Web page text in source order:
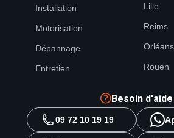
Installation
Motorisation
Dépannage
Entretien
Lille
Reims
Orléans
Rouen
Besoin d'aide
09 72 10 19 19